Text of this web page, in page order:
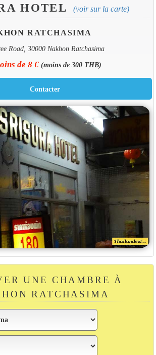
HOTEL (voir sur la carte)
RATCHASIMA
Road, 30000 Nakhon Ratchasima
de 8 €(moins de 300 THB)
UNE CHAMBRE À
RATCHASIMA